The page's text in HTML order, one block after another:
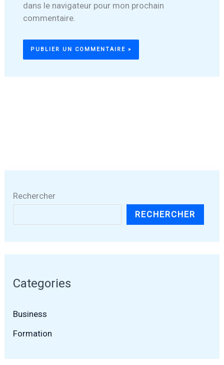
dans le navigateur pour mon prochain
commentaire.
Rechercher
RECHERCHER
Categories
Business
Formation